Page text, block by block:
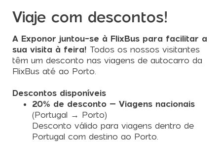
Viaje com descontos!
A Exponor juntou-se à FlixBus para facilitar a
sua visita à feira! Todos os nossos visitantes
têm um desconto nas viagens de autocarro da
FlixBus até ao Porto.
Descontos disponíveis
20% de desconto – Viagens nacionais
(Portugal → Porto)
Desconto válido para viagens dentro de
Portugal com destino ao Porto.